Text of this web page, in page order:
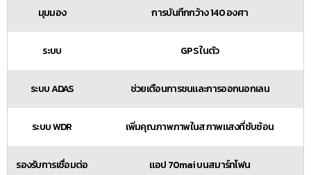
มุมมอง การบันทึกกว้าง 140 องศา
ระบบ GPS ในตัว
ระบบ ADAS ช่วยเตือนการชนและการออกนอกเลน
ระบบ WDR เพิ่มคุณภาพภาพในสภาพแสงที่ซับซ้อน
รองรับการเชื่อมต่อ แอป 70mai บนสมาร์ทโฟน